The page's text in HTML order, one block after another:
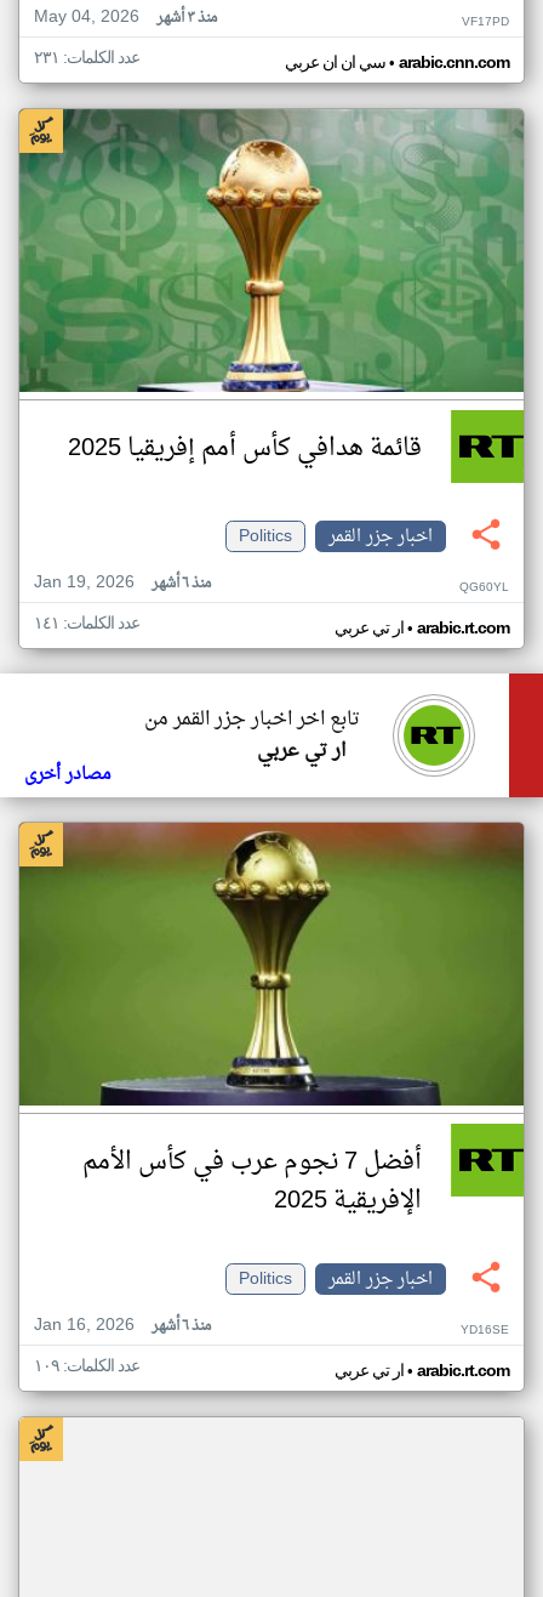
May 04, 2026
منذ ٣ أشهر VF17PD
سي ان ان عربي• arabic.cnn.com عدد الكلمات: ٢٣١
قائمة هدافي كأس أمم إفريقيا 2025
اخبار جزر القمر
Politics
Jan 19, 2026
منذ ٦ أشهر QG60YL
ار تي عربي• arabic.rt.com عدد الكلمات: ١٤١
تابع اخر اخبار جزر القمر من
ار تي عربي
مصادر أخرى
أفضل 7 نجوم عرب في كأس الأمم
الإفريقية 2025
اخبار جزر القمر
Politics
Jan 16, 2026
منذ ٦ أشهر YD16SE
ار تي عربي• arabic.rt.com عدد الكلمات: ١٠٩